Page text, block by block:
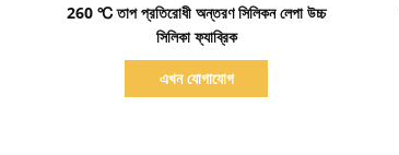
260 ℃ তাপ প্রতিরোধী অন্তরণ সিলিকন লেপা উচ্চ
সিলিকা ফ্যাব্রিক
এখন যোগাযোগ